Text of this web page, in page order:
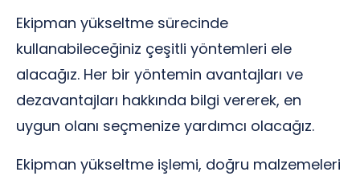
Ekipman yükseltme sürecinde
kullanabileceğiniz çeşitli yöntemleri ele
alacağız. Her bir yöntemin avantajları ve
dezavantajları hakkında bilgi vererek, en
uygun olanı seçmenize yardımcı olacağız.
Ekipman yükseltme işlemi, doğru malzemeleri